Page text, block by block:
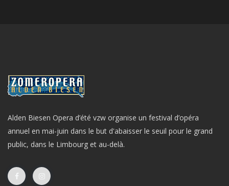
Alden Biesen Opera d’été vzw organise un festival d’opéra
annuel en mai-juin dans le but d'abaisser le seuil pour le grand
public, dans le Limbourg et au-delà.